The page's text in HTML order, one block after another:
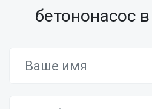
бетононасос